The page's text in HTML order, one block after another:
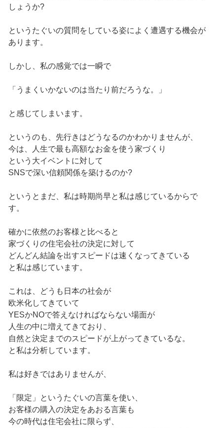
しょうか?
というたぐいの質問をしている姿によく遭遇する機会が
あります。
しかし、私の感覚では一瞬で
「うまくいかないのは当たり前だろうな。」
と感じてしまいます。
というのも、先行きはどうなるのかわかりませんが、
今は、人生で最も高額なお金を使う家づくり
という大イベントに対して
SNSで深い信頼関係を築けるのか?
というとまだ、私は時期尚早と私は感じているからで
す。
確かに依然のお客様と比べると
家づくりの住宅会社の決定に対して
どんどん結論を出すスピードは速くなってきている
と私は感じています。
これは、どうも日本の社会が
欧米化してきていて
YESかNOで答えなければならない場面が
人生の中に増えてきており、
自然と決定までのスピードが上がってきているな。
と私は分析しています。
私は好きではありませんが、
「限定」というたぐいの言葉を使い、
お客様の購入の決定をあおる言葉も
今の時代は住宅会社に限らず、